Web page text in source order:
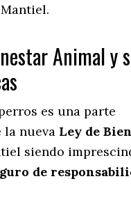
Mantiel.
Animal y
es una parte
nueva Ley de
siendo
de